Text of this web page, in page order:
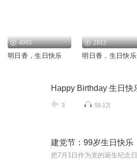
4963
明日香，生日快乐
2813
明日香，生日快乐
Happy Birthday 生日快
3 59.1万
建党节：99岁生日快乐